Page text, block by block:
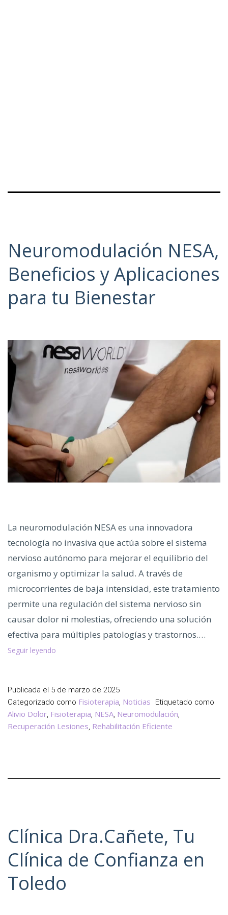
Neuromodulación NESA,
Beneficios y Aplicaciones
para tu Bienestar
La neuromodulación NESA es una innovadora
tecnología no invasiva que actúa sobre el sistema
nervioso autónomo para mejorar el equilibrio del
organismo y optimizar la salud. A través de
microcorrientes de baja intensidad, este tratamiento
permite una regulación del sistema nervioso sin
causar dolor ni molestias, ofreciendo una solución
efectiva para múltiples patologías y trastornos.…
Seguir leyendo
y
Aplicaciones
para
tu
Publicada el 5 de marzo de 2025
Categorizado como Fisioterapia, Noticias Etiquetado como
Alivio Dolor, Fisioterapia, NESA, Neuromodulación,
Recuperación Lesiones, Rehabilitación Eficiente
Clínica Dra.Cañete, Tu
Clínica de Confianza en
Toledo